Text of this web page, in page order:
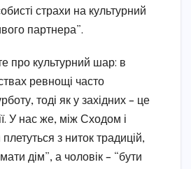
страхи на культурний
партнера”.
про культурний шар: в
ревнощі часто
тоді як у західних – це
У нас же, між Сходом і
з ниток традицій,
дім”, а чоловік – “бути